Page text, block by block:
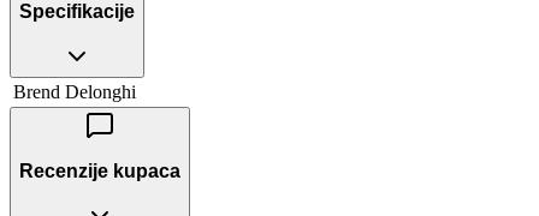
Specifikacije
Brend Delonghi
Recenzije kupaca